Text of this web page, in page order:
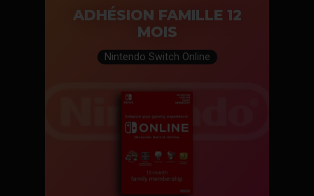
ADHÉSION FAMILLE 12
MOIS
Nintendo Switch Online